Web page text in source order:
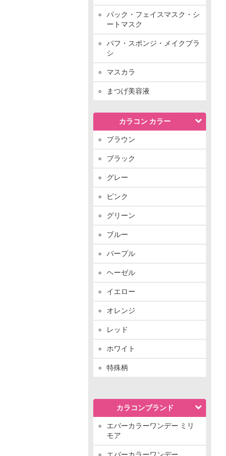
パック・フェイスマスク・シ
ートマスク
パフ・スポンジ・メイクブラ
シ
マスカラ
まつげ美容液
カラコン カラー
ブラウン
ブラック
グレー
ピンク
グリーン
ブルー
パープル
ヘーゼル
イエロー
オレンジ
レッド
ホワイト
特殊柄
カラコンブランド
エバーカラーワンデー ミリ
モア
エバーカラーワンデー